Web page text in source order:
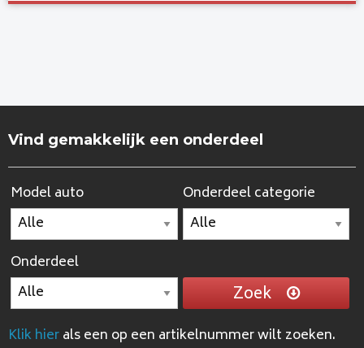
Vind gemakkelijk een onderdeel
Model auto Onderdeel categorie
Onderdeel
Zoek
Klik hierals een op een artikelnummer wilt zoeken.